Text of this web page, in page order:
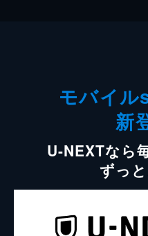
モバイ
新
U-NEXTなら
ずっ